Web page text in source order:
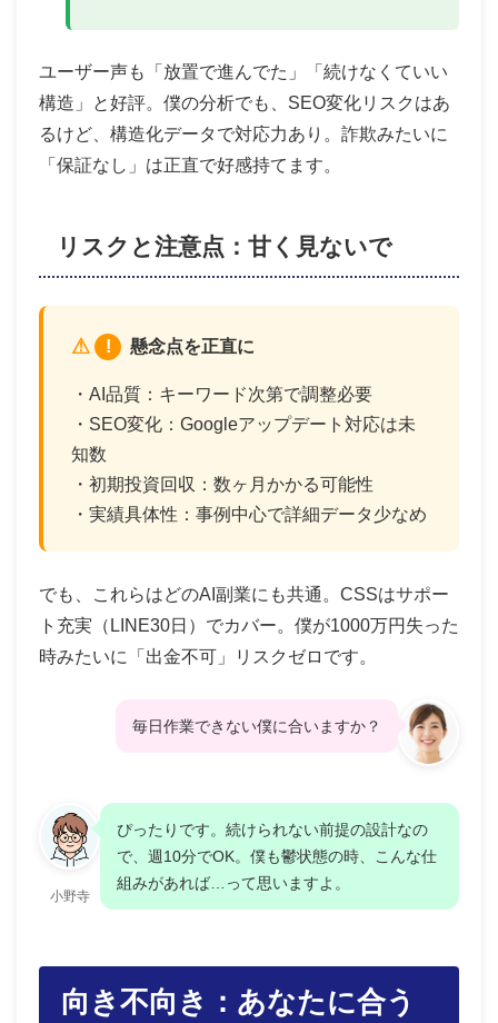
ユーザー声も「放置で進んでた」「続けなくていい
構造」と好評。僕の分析でも、SEO変化リスクはあ
るけど、構造化データで対応力あり。詐欺みたいに
「保証なし」は正直で好感持てます。
リスクと注意点：甘く見ないで
! 懸念点を正直に
・AI品質：キーワード次第で調整必要
・SEO変化：Googleアップデート対応は未
知数
・初期投資回収：数ヶ月かかる可能性
・実績具体性：事例中心で詳細データ少なめ
でも、これらはどのAI副業にも共通。CSSはサポー
ト充実（LINE30日）でカバー。僕が1000万円失った
時みたいに「出金不可」リスクゼロです。
毎日作業できない僕に合いますか？
小野寺
ぴったりです。続けられない前提の設計なの
で、週10分でOK。僕も鬱状態の時、こんな仕
組みがあれば…って思いますよ。
向き不向き：あなたに合う